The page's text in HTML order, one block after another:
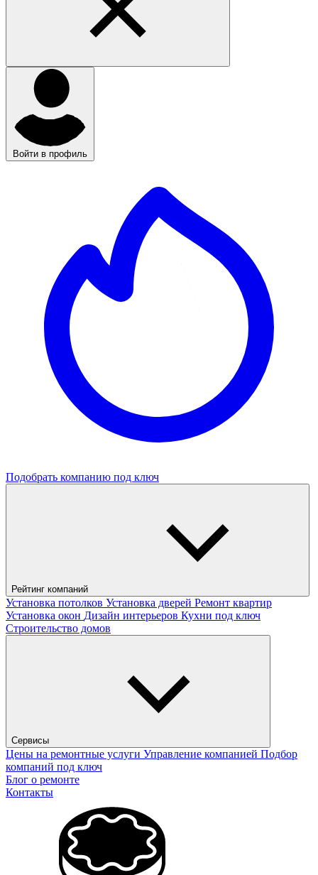
Войти в профиль
Подобрать компанию под ключ
Рейтинг компаний
Установка потолков Установка дверей Ремонт квартир
Установка окон Дизайн интерьеров Кухни под ключ
Строительство домов
Сервисы
Цены на ремонтные услуги Управление компанией Подбор
компаний под ключ
Блог о ремонте
Контакты